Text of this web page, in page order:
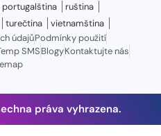
portugalština
ruština
turečtina
vietnamština
údajůPodmínky použití
SMSBlogyKontaktujte nás
práva vyhrazena.